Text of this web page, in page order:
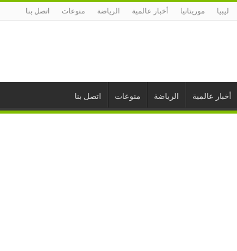
ليبيا موريتانيا أخبار عالمية الرياضة منوعات اتصل بنا
أخبار عالمية الرياضة منوعات اتصل بنا